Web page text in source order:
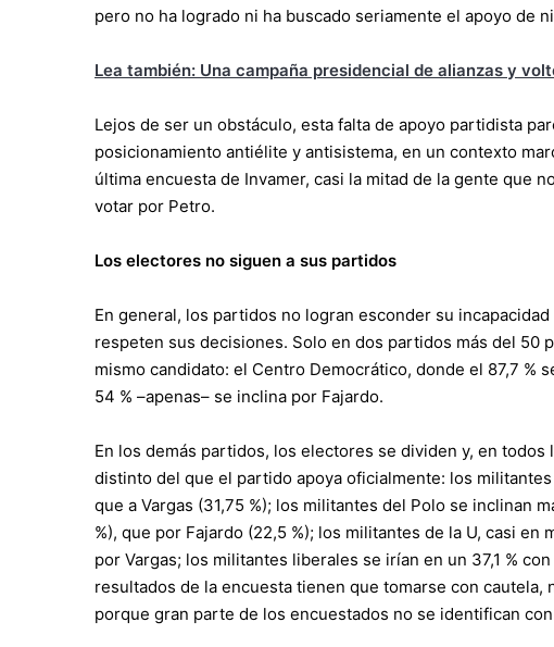
pero no ha logrado ni ha buscado seriamente el apoyo de
Lea también: Una campaña presidencial de alianzas y
Lejos de ser un obstáculo, esta falta de apoyo partidista
posicionamiento antiélite y antisistema, en un contexto
última encuesta de Invamer, casi la mitad de la gente que
votar por Petro.
Los electores no siguen a sus partidos
En general, los partidos no logran esconder su
respeten sus decisiones. Solo en dos partidos más del 50
mismo candidato: el Centro Democrático, donde el 87,7 %
54 % –apenas– se inclina por Fajardo.
En los demás partidos, los electores se dividen y, en
distinto del que el partido apoya oficialmente: los
que a Vargas (31,75 %); los militantes del Polo se inclinan
%), que por Fajardo (22,5 %); los militantes de la U, casi en
por Vargas; los militantes liberales se irían en un 37,1 %
resultados de la encuesta tienen que tomarse con
porque gran parte de los encuestados no se identifican